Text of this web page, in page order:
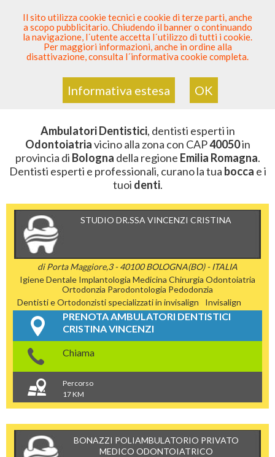
SEI DENTISTA? PARTECIPA
Sei QuiElenco Dentista Sicuro > Odontoiatria>
Ambulatori Dentistici>Emilia Romagna>Bologna>
40050
ZONA CON CAP 40050
Ambulatori Dentistici, dentisti esperti in
Odontoiatriavicino alla zona con CAP40050in
provincia di Bologna della regione Emilia Romagna.
Dentisti esperti e professionali, curano la tua bocca e i
tuoi denti.
STUDIO DR.SSA VINCENZI CRISTINA
di Porta Maggiore,3 - 40100 BOLOGNA(BO) - ITALIA
Igiene Dentale Implantologia Medicina Chirurgia Odontoiatria
Ortodonzia Parodontologia Pedodonzia
Dentisti e Ortodonzisti specializzati in invisalign
Invisalign
PRENOTA AMBULATORI DENTISTICI
CRISTINA VINCENZI
Chiama
Percorso
17 KM
BONAZZI POLIAMBULATORIO PRIVATO
MEDICO ODONTOIATRICO
Il sito utilizza cookie tecnici e cookie di terze parti, anche
a scopo pubblicitario. Chiudendo il banner o continuando
la navigazione, l´utente accetta l´utilizzo di tutti i cookie.
Per maggiori informazioni, anche in ordine alla
disattivazione, consulta l´informativa cookie completa.
Informativa estesa OK